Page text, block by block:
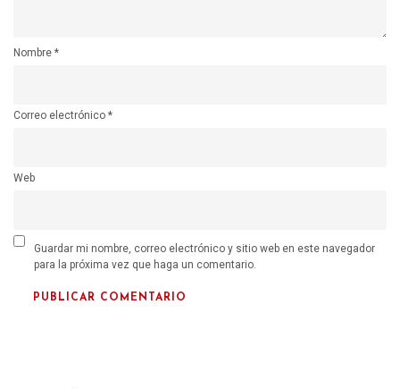
Nombre *
Correo electrónico *
Web
Guardar mi nombre, correo electrónico y sitio web en este navegador
para la próxima vez que haga un comentario.